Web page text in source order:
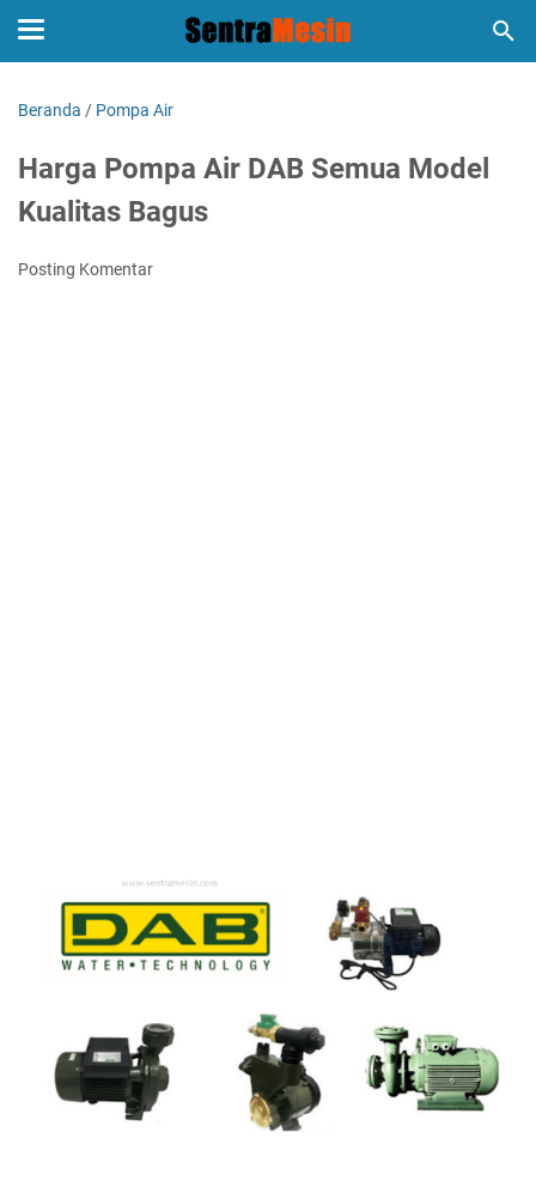
Beranda / Pompa Air
Harga Pompa Air DAB Semua Model
Kualitas Bagus
Posting Komentar